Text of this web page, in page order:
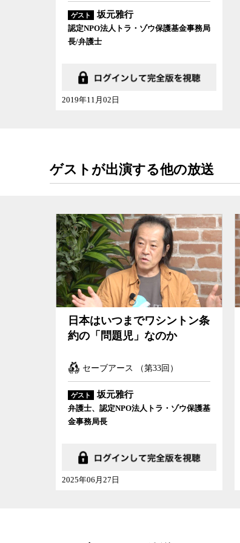
ゲスト 坂元雅行
認定NPO法人トラ・ゾウ保護基金事務局
長/弁護士
2019年11月02日
ゲストが出演する他の放送
日本はいつまでワシントン条
約の「問題児」なのか
セーブアース （第33回）
ゲスト 坂元雅行
弁護士、認定NPO法人トラ・ゾウ保護基
金事務局長
2025年06月27日